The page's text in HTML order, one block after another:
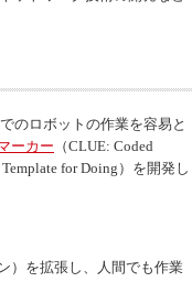
のロボットの作業を容易と
ーカー （CLUE: Coded
for Doing ）を開発し
）を拡張し、人間でも作業